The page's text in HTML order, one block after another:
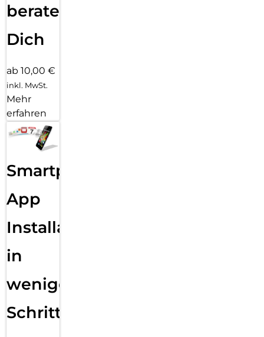
beraten
Dich
ab 10,00 €
inkl. MwSt.
Mehr
erfahren
Smartphone
App
Installation
in
wenigen
Schritten